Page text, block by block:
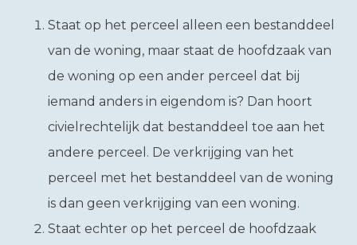
Staat op het perceel alleen een bestanddeel
van de woning, maar staat de hoofdzaak van
de woning op een ander perceel dat bij
iemand anders in eigendom is? Dan hoort
civielrechtelijk dat bestanddeel toe aan het
andere perceel. De verkrijging van het
perceel met het bestanddeel van de woning
is dan geen verkrijging van een woning.
Staat echter op het perceel de hoofdzaak